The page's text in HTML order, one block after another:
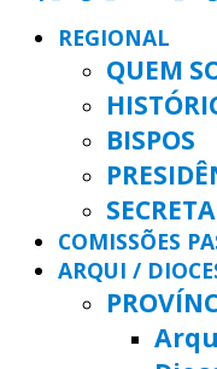
REGIONAL
QUEM
BISPOS
COMISSÕES
ARQUI /